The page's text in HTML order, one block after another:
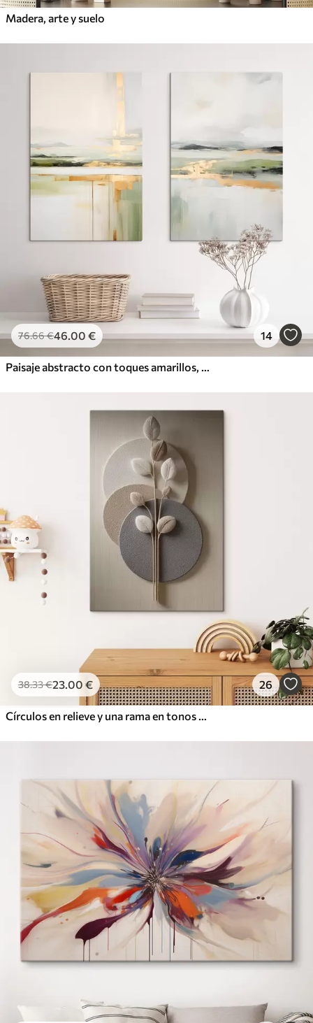
Madera, arte y suelo
76.66€46.00 € 14
Paisaje abstracto con toques amarillos, una composición minimalista de tierra, agua y cielo, con colores apagados
38.33€23.00 € 26
Círculos en relieve y una rama en tonos neutros cálidos